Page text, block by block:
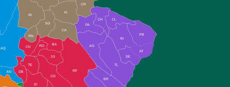
AQ
AN
RI
CR
FI
SG
BA
CA
PA
CH CL
PB
SE
TL
AG
BR
RP
RO
JG
CG
SI
DB
TE
IN
RN
CN
AT